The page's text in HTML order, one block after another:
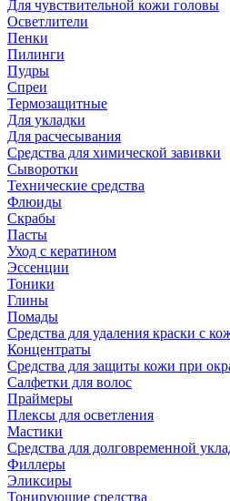
Для чувствительной кожи головы
Осветлители
Пенки
Пилинги
Пудры
Спреи
Термозащитные
Для укладки
Для расчесывания
Средства для химической завивки
Сыворотки
Технические средства
Флюиды
Скрабы
Пасты
Уход с кератином
Эссенции
Тоники
Глины
Помады
Средства для удаления краски с
Концентраты
Средства для защиты кожи при
Салфетки для волос
Праймеры
Плексы для осветления
Мастики
Средства для долговременной
Филлеры
Эликсиры
Тонирующие средства